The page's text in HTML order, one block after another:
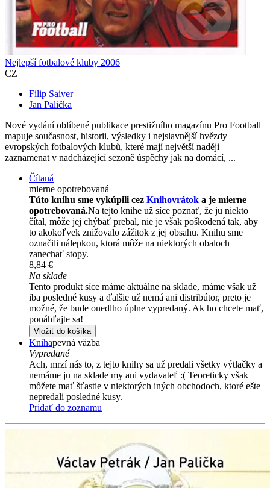
Nejlepší fotbalové kluby 2006
CZ
Filip Saiver
Jan Palička
Nové vydání oblíbené publikace prestižního magazínu Pro Football
mapuje současnost, historii, výsledky i nejslavnější hvězdy
evropských fotbalových klubů, které mají největší naději
zaznamenat v nadcházející sezoně úspěchy jak na domácí, ...
Čítaná
mierne opotrebovaná
Túto knihu sme vykúpili cez Knihovrátok a je mierne
opotrebovaná.Na tejto knihe už síce poznať, že ju niekto
čítal, môže jej chýbať prebal, nie je však poškodená tak, aby
to akokoľvek znižovalo zážitok z jej obsahu. Knihu sme
označili nálepkou, ktorá môže na niektorých obaloch
zanechať stopy.
8,84 €
Na sklade
Tento produkt síce máme aktuálne na sklade, máme však už
iba posledné kusy a ďalšie už nemá ani distribútor, preto je
možné, že bude onedlho úplne vypredaný. Ak ho chcete mať,
ponáhľajte sa!
Vložiť do košíka
Knihapevná väzba
Vypredané
Ach, mrzí nás to, z tejto knihy sa už predali všetky výtlačky a
nemáme ju na sklade my ani vydavateľ :( Teoreticky však
môžete mať šťastie v niektorých iných obchodoch, ktoré ešte
nepredali posledné kusy.
Pridať do zoznamu